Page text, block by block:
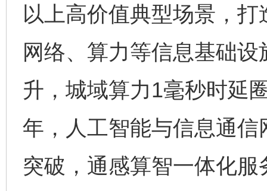
以上高价值典型场景，
网络、算力等信息基础
升，城域算力1毫秒时延
年，人工智能与信息通
突破，通感算智一体化